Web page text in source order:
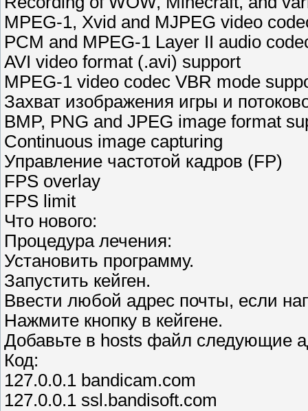
MPEG-1, Xvid and MJPEG video
PCM and MPEG-1 Layer II audio
AVI video format (.avi) support
MPEG-1 video codec VBR mode
Захват изображения игры и
BMP, PNG and JPEG image format
Continuous image capturing
Управление частотой кадров (FP)
FPS overlay
FPS limit
Что нового:
Процедура лечения:
Установить программу.
Запустить кейген.
Ввести любой адрес почты, если
Нажмите кнопку в кейгене.
Добавьте в hosts файл следующие
Код:
127.0.0.1 bandicam.com
127.0.0.1 ssl.bandisoft.com